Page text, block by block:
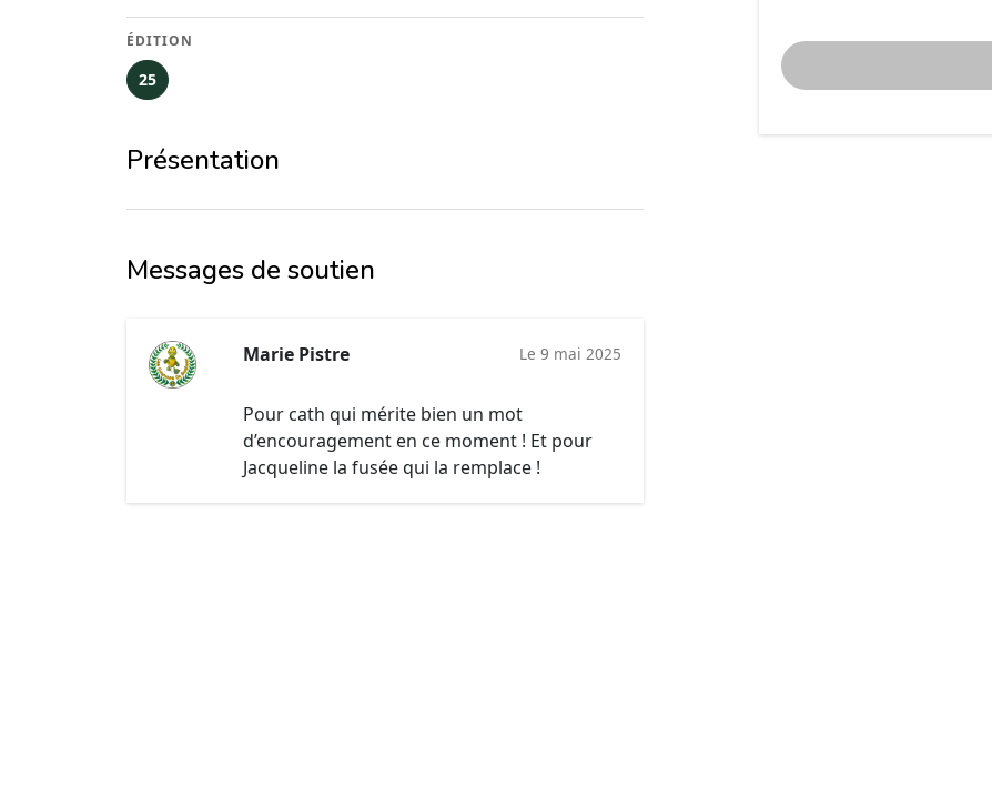
ÉDITION
25
Présentation
Messages de soutien
Marie Pistre Le 9 mai 2025
Pour cath qui mérite bien un mot
d’encouragement en ce moment ! Et pour
Jacqueline la fusée qui la remplace !